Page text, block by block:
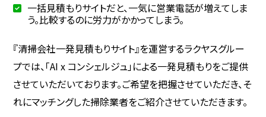
一括見積もりサイトだと、一気に営業電話が増えてしま
う。比較するのに労力がかかってしまう。
『清掃会社一発見積もりサイト』を運営するラクヤスグルー
プでは、「AI x コンシェルジュ」による一発見積もりをご提供
させていただいております。ご希望を把握させていただき、そ
れにマッチングした掃除業者をご紹介させていただきます。